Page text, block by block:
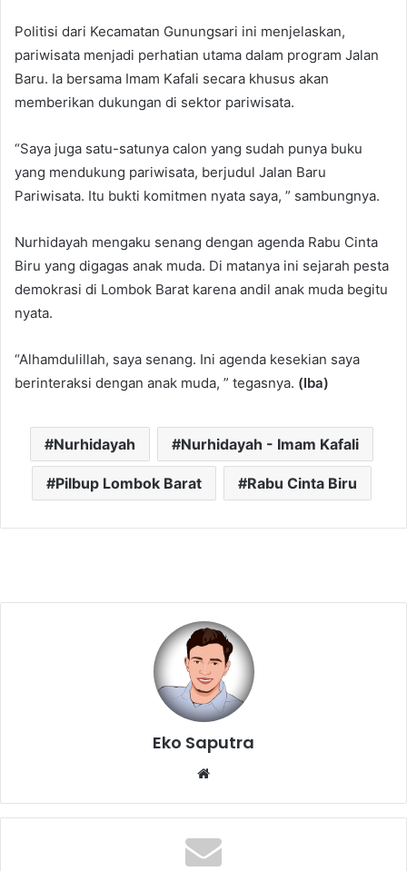
Politisi dari Kecamatan Gunungsari ini menjelaskan,
pariwisata menjadi perhatian utama dalam program Jalan
Baru. Ia bersama Imam Kafali secara khusus akan
memberikan dukungan di sektor pariwisata.
“Saya juga satu-satunya calon yang sudah punya buku
yang mendukung pariwisata, berjudul Jalan Baru
Pariwisata. Itu bukti komitmen nyata saya, ” sambungnya.
Nurhidayah mengaku senang dengan agenda Rabu Cinta
Biru yang digagas anak muda. Di matanya ini sejarah pesta
demokrasi di Lombok Barat karena andil anak muda begitu
nyata.
“Alhamdulillah, saya senang. Ini agenda kesekian saya
berinteraksi dengan anak muda, ” tegasnya. (Iba)
Nurhidayah Nurhidayah - Imam Kafali
Pilbup Lombok Barat Rabu Cinta Biru
Eko Saputra